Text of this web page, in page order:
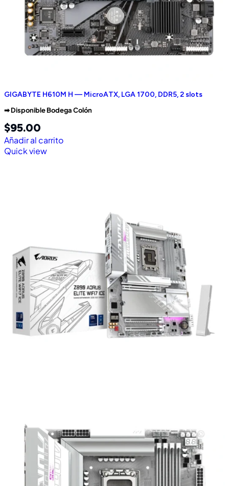
GIGABYTE H610M H — MicroATX, LGA 1700, DDR5, 2 slots
➡︎ Disponible Bodega Colón
$95.00
Añadir al carrito
Quick view